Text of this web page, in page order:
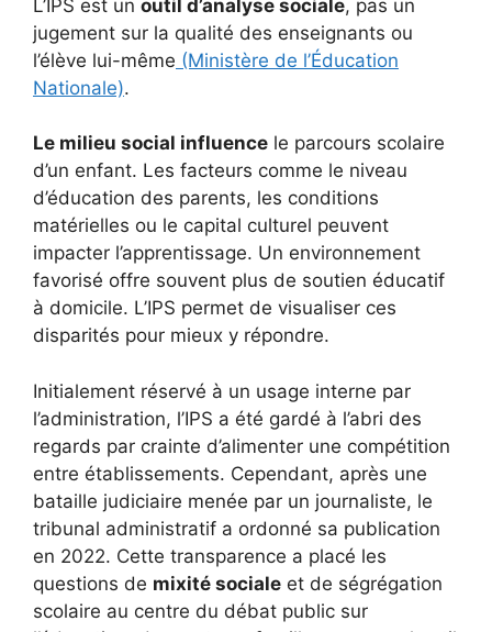
L’IPS est un outil d’analyse sociale, pas un
jugement sur la qualité des enseignants ou
l’élève lui-même (Ministère de l’Éducation
Nationale).
Le milieu social influence le parcours scolaire
d’un enfant. Les facteurs comme le niveau
d’éducation des parents, les conditions
matérielles ou le capital culturel peuvent
impacter l’apprentissage. Un environnement
favorisé offre souvent plus de soutien éducatif
à domicile. L’IPS permet de visualiser ces
disparités pour mieux y répondre.
Initialement réservé à un usage interne par
l’administration, l’IPS a été gardé à l’abri des
regards par crainte d’alimenter une compétition
entre établissements. Cependant, après une
bataille judiciaire menée par un journaliste, le
tribunal administratif a ordonné sa publication
en 2022. Cette transparence a placé les
questions de mixité sociale et de ségrégation
scolaire au centre du débat public sur